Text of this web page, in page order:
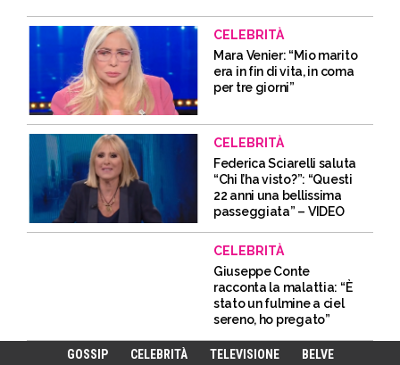
CELEBRITÀ
Mara Venier: “Mio marito
era in fin di vita, in coma
per tre giorni”
CELEBRITÀ
Federica Sciarelli saluta
“Chi l’ha visto?”: “Questi
22 anni una bellissima
passeggiata” – VIDEO
CELEBRITÀ
Giuseppe Conte
racconta la malattia: “È
stato un fulmine a ciel
sereno, ho pregato”
GOSSIP CELEBRITÀ TELEVISIONE BELVE